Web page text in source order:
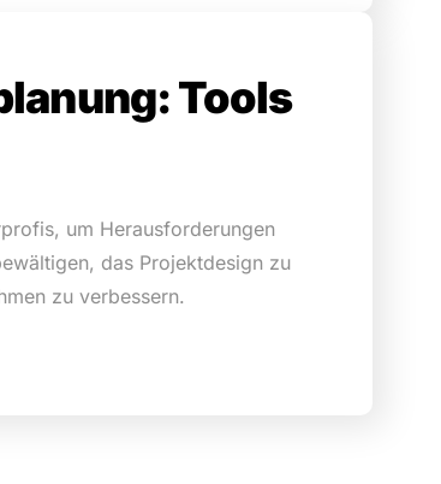
Tools
um Herausforderungen
das Projektdesign zu
zu verbessern.